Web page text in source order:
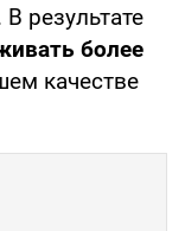
результате
более
качестве